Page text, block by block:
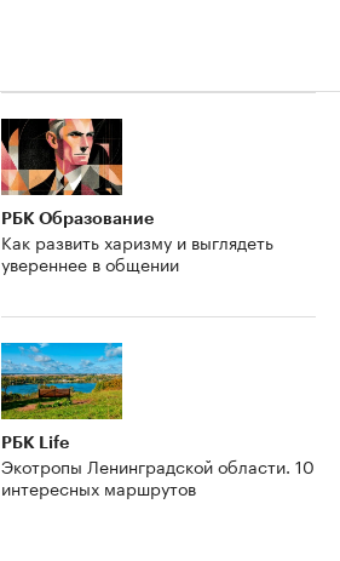
РБК Образование
Как развить харизму и выглядеть
увереннее в общении
РБК Life
Экотропы Ленинградской области. 10
интересных маршрутов